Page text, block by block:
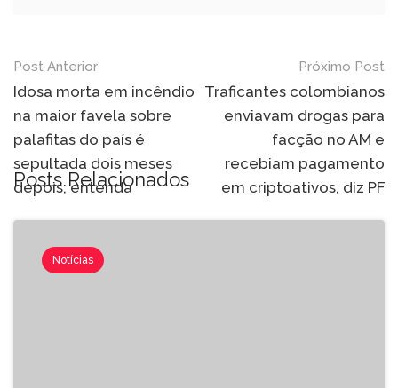
Post Anterior
Idosa morta em incêndio
na maior favela sobre
palafitas do país é
sepultada dois meses
depois; entenda
Próximo Post
Traficantes colombianos
enviavam drogas para
facção no AM e
recebiam pagamento
em criptoativos, diz PF
Posts Relacionados
Notícias